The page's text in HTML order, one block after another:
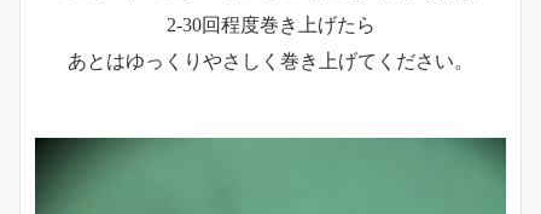
2-30回程度巻き上げたら
あとはゆっくりやさしく巻き上げてください。